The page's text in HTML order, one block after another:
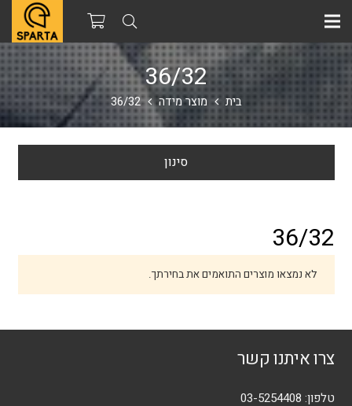
36/32
בית מוצר מידה 36/32
36/32
לא נמצאו מוצרים התואמים את בחירתך.
סינון
צרו איתנו קשר
טלפון: 03-5254408